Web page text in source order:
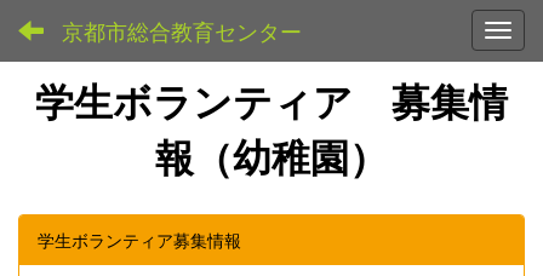
京都市総合教育センター
学生ボランティア 募集情
報（幼稚園）
学生ボランティア募集情報